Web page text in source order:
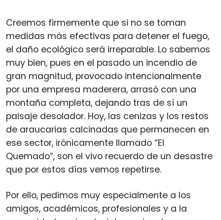
Creemos firmemente que si no se toman
medidas más efectivas para detener el fuego,
el daño ecológico será irreparable. Lo sabemos
muy bien, pues en el pasado un incendio de
gran magnitud, provocado intencionalmente
por una empresa maderera, arrasó con una
montaña completa, dejando tras de sí un
paisaje desolador. Hoy, las cenizas y los restos
de araucarias calcinadas que permanecen en
ese sector, irónicamente llamado “El
Quemado”, son el vivo recuerdo de un desastre
que por estos días vemos repetirse.
Por ello, pedimos muy especialmente a los
amigos, académicos, profesionales y a la